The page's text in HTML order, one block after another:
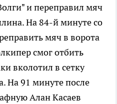
и переправил мяч
На 84-й минуте со
мяч в ворота
смог отбить
вколотил в сетку
На 91 минуте после
Алан Касаев